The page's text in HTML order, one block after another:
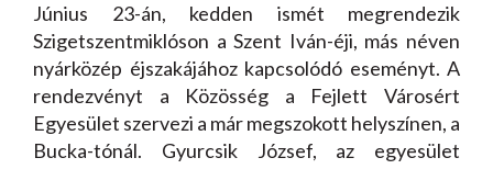
Június 23-án, kedden ismét megrendezik
Szigetszentmiklóson a Szent Iván-éji, más néven
nyárközép éjszakájához kapcsolódó eseményt. A
rendezvényt a Közösség a Fejlett Városért
Egyesület szervezi a már megszokott helyszínen, a
Bucka-tónál. Gyurcsik József, az egyesület